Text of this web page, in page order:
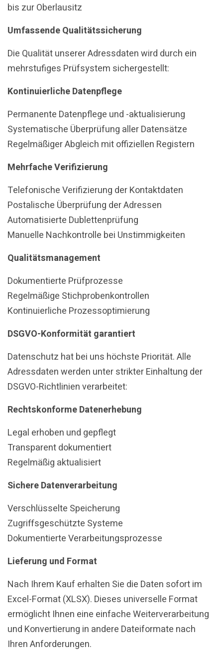
bis zur Oberlausitz
Umfassende Qualitätssicherung
Die Qualität unserer Adressdaten wird durch ein
mehrstufiges Prüfsystem sichergestellt:
Kontinuierliche Datenpflege
Permanente Datenpflege und -aktualisierung
Systematische Überprüfung aller Datensätze
Regelmäßiger Abgleich mit offiziellen Registern
Mehrfache Verifizierung
Telefonische Verifizierung der Kontaktdaten
Postalische Überprüfung der Adressen
Automatisierte Dublettenprüfung
Manuelle Nachkontrolle bei Unstimmigkeiten
Qualitätsmanagement
Dokumentierte Prüfprozesse
Regelmäßige Stichprobenkontrollen
Kontinuierliche Prozessoptimierung
DSGVO-Konformität garantiert
Datenschutz hat bei uns höchste Priorität. Alle
Adressdaten werden unter strikter Einhaltung der
DSGVO-Richtlinien verarbeitet:
Rechtskonforme Datenerhebung
Legal erhoben und gepflegt
Transparent dokumentiert
Regelmäßig aktualisiert
Sichere Datenverarbeitung
Verschlüsselte Speicherung
Zugriffsgeschützte Systeme
Dokumentierte Verarbeitungsprozesse
Lieferung und Format
Nach Ihrem Kauf erhalten Sie die Daten sofort im
Excel-Format (XLSX). Dieses universelle Format
ermöglicht Ihnen eine einfache Weiterverarbeitung
und Konvertierung in andere Dateiformate nach
Ihren Anforderungen.